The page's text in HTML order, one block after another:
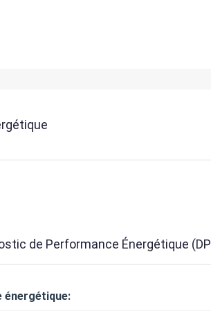
de Performance Énergétique
énergétique: